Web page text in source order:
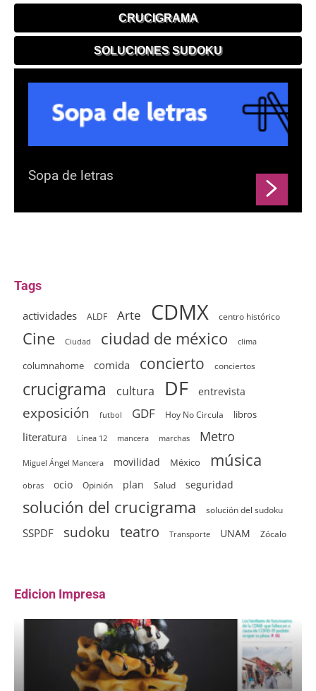
CRUCIGRAMA
SOLUCIONES SUDOKU
Sopa de letras
Tags
actividades ALDF Arte CDMX centro histórico
Cine Ciudad ciudad de méxico clima
columnahome comida concierto conciertos
crucigrama cultura DF entrevista
exposición futbol GDF Hoy No Circula libros
literatura Línea 12 mancera marchas Metro
Miguel Ángel Mancera movilidad México música
obras ocio Opinión plan Salud seguridad
solución del crucigrama solución del sudoku
SSPDF sudoku teatro Transporte UNAM Zócalo
Edicion Impresa